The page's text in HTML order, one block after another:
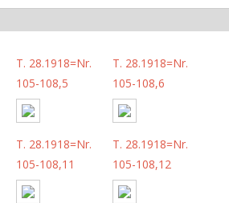
T. 28.1918=Nr.
105-108,5
T. 28.1918=Nr.
105-108,6
T. 28.1918=Nr.
105-108,11
T. 28.1918=Nr.
105-108,12